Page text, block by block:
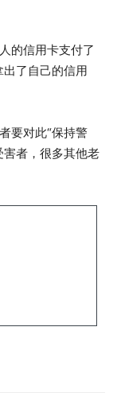
的信用卡支付了
了自己的信用
要对此“保持警
者，很多其他老